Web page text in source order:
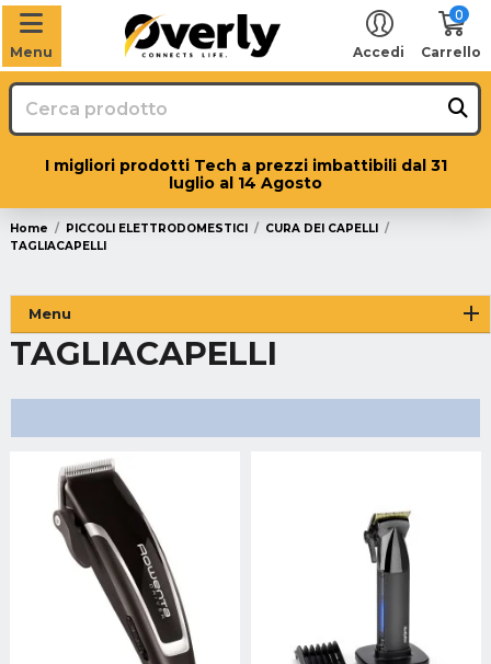
Menu Accedi
0
Carrello
I migliori prodotti Tech a prezzi imbattibili dal 31
luglio al 14 Agosto
Home PICCOLI ELETTRODOMESTICI
CURA DEI CAPELLI
TAGLIACAPELLI
TAGLIACAPELLI
Menu